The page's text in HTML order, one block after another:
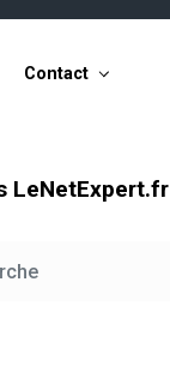
Contact
LeNetExpert.fr